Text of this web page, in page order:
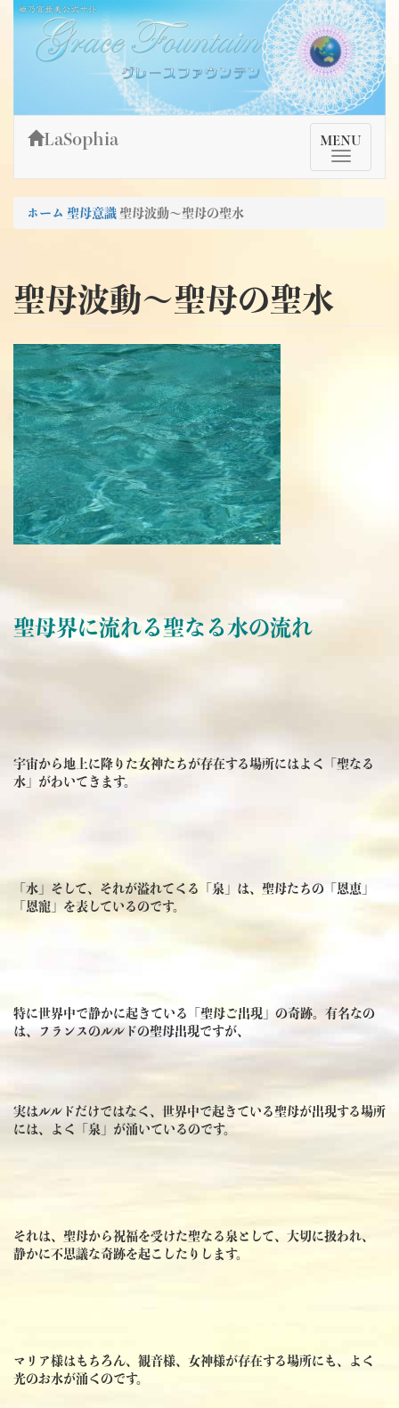
Skip
content
姫乃宮亜美公式サイト～Grace Fountain～
グレースファウンテン
TMenu
MENU
LaSophia
ホーム 聖母意識 聖母波動～聖母の聖水
聖母波動～聖母の聖水
聖母界に流れる聖なる水の流れ
宇宙から地上に降りた女神たちが存在する場所にはよく「聖なる
水」がわいてきます。
「水」そして、それが溢れてくる「泉」は、聖母たちの「恩恵」
「恩寵」を表しているのです。
特に世界中で静かに起きている「聖母ご出現」の奇跡。有名なの
は、フランスのルルドの聖母出現ですが、
実はルルドだけではなく、世界中で起きている聖母が出現する場所
には、よく「泉」が涌いているのです。
それは、聖母から祝福を受けた聖なる泉として、大切に扱われ、
静かに不思議な奇跡を起こしたりします。
マリア様はもちろん、観音様、女神様が存在する場所にも、よく
光のお水が涌くのです。